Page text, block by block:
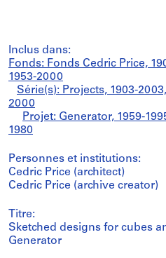
Inclus dans:
Fonds: Fonds Cedric Price,
1953-2000
Série(s): Projects, 1903-
2000
Projet: Generator, 1959-
1980
Personnes et institutions:
Cedric Price (architect)
Cedric Price (archive creator)
Titre:
Sketched designs for cubes
Generator